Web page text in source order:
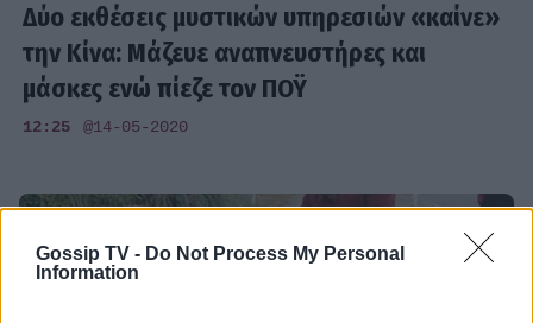
Gossip TV - Do Not Process My Personal
Information
Δύο εκθέσεις μυστικών υπηρεσιών «καίνε»
την Κίνα: Μάζευε αναπνευστήρες και
μάσκες ενώ πίεζε τον ΠΟΫ
12:25 @14-05-2020